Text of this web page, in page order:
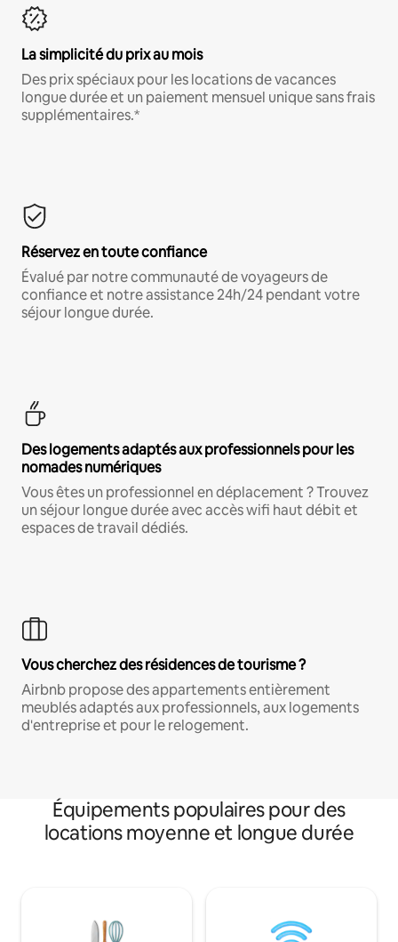
La simplicité du prix au mois
Des prix spéciaux pour les locations de vacances
longue durée et un paiement mensuel unique sans frais
supplémentaires.*
Réservez en toute confiance
Évalué par notre communauté de voyageurs de
confiance et notre assistance 24h/24 pendant votre
séjour longue durée.
Des logements adaptés aux professionnels pour les
nomades numériques
Vous êtes un professionnel en déplacement ? Trouvez
un séjour longue durée avec accès wifi haut débit et
espaces de travail dédiés.
Vous cherchez des résidences de tourisme ?
Airbnb propose des appartements entièrement
meublés adaptés aux professionnels, aux logements
d'entreprise et pour le relogement.
Équipements populaires pour des
locations moyenne et longue durée